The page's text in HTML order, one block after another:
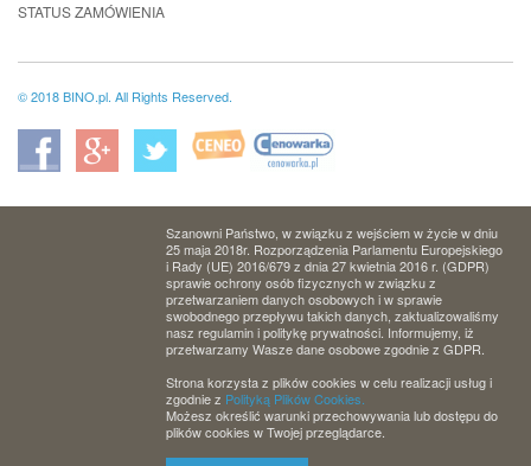
STATUS ZAMÓWIENIA
© 2018 BINO.pl. All Rights Reserved.
Szanowni Państwo, w związku z wejściem w życie w dniu
25 maja 2018r. Rozporządzenia Parlamentu Europejskiego
i Rady (UE) 2016/679 z dnia 27 kwietnia 2016 r. (GDPR)
sprawie ochrony osób fizycznych w związku z
przetwarzaniem danych osobowych i w sprawie
swobodnego przepływu takich danych, zaktualizowaliśmy
nasz regulamin i politykę prywatności. Informujemy, iż
przetwarzamy Wasze dane osobowe zgodnie z GDPR.
Strona korzysta z plików cookies w celu realizacji usług i
zgodnie z Polityką Plików Cookies.
Możesz określić warunki przechowywania lub dostępu do
plików cookies w Twojej przeglądarce.